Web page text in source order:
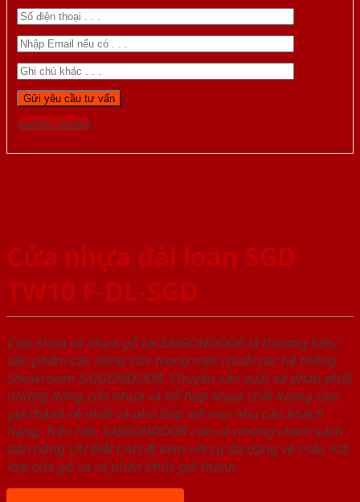
Gọi 0976.169.864
Cửa nhựa đài loan SGD
TW10 F-DL-SGD
Cửa nhựa và nhựa gỗ tại SAIGONDOOR là thương hiệu
sản phẩm các dòng cửa trong một chuỗi các hệ thống
Showroom SAIGONDOOR. Chuyên sản xuất và phân phối
những dòng cửa nhựa và hỗ hợp nhựa chất lượng cao,
giá thành rẻ nhất và phù hợp với mọi nhu cầu khách
hàng. Trên hết, SAIGONDOOR còn có những chính sách
bán hàng ƯU ĐÃI CAO đi kèm với sự đa dạng về mẫu mã,
loại cửa gỗ và cả phân khúc giá thành.